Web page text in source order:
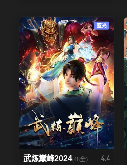
蓝光
武炼巅峰2024(48全) 4.4